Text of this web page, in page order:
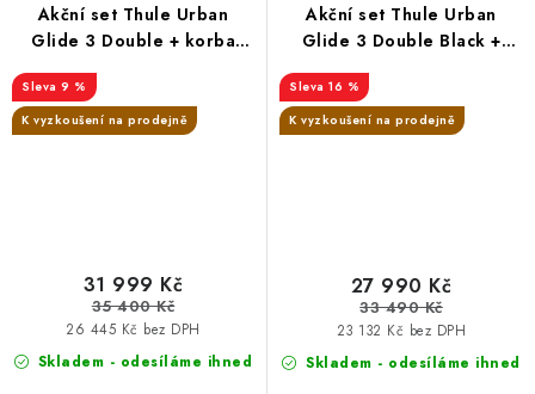
Akční set Thule Urban
Glide 3 Double + korba
autosedačka Joie+ i-Base
9 %
K vyzkoušení na prodejně
Skladem - odesíláme ihned
26 445 Kč bez DPH
31 999 Kč
35 400 Kč
Akční set Thule Urban
Glide 3 Double Black +
16 %
K vyzkoušení na prodejně
Skladem - odesíláme ihned
23 132 Kč bez DPH
27 990 Kč
33 490 Kč